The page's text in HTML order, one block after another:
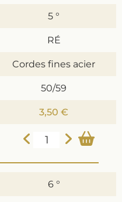
5 °
RÉ
Cordes fines acier
50/59
3,50 €
6 °